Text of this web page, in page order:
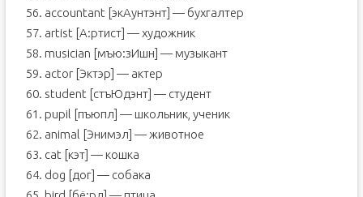
56. accountant [экАунтэнт] — бухгалтер
57. artist [А:ртист] — художник
58. musician [мъю:зИшн] — музыкант
59. actor [Эктэр] — актер
60. student [стъЮдэнт] — студент
61. pupil [пъюпл] — школьник, ученик
62. animal [Энимэл] — животное
63. cat [кэт] — кошка
64. dog [дог] — собака